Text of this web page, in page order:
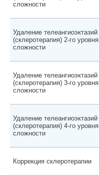
сложности
Удаление телеангиоэктазий
(склеротерапия) 2-го уровня
сложности
Удаление телеангиоэктазий
(склеротерапия) 3-го уровня
сложности
Удаление телеангиоэктазий
(склеротерапия) 4-го уровня
сложности
Коррекция склеротерапии